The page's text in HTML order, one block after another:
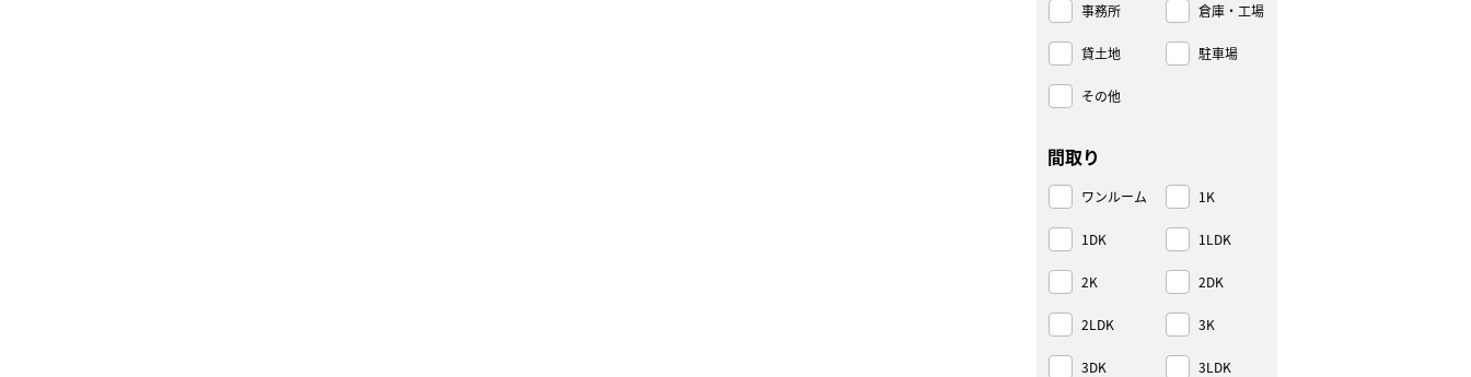
事務所 倉庫・工場
貸土地 駐車場
その他
間取り
ワンルーム 1K
1DK 1LDK
2K 2DK
2LDK 3K
3DK 3LDK